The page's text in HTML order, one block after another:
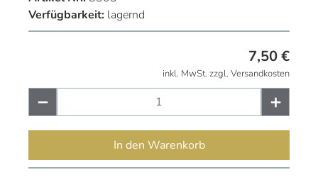
Verfügbarkeit: lagernd
7,50€
inkl. MwSt. zzgl. Versandkosten
In den Warenkorb